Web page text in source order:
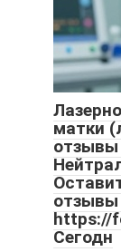
матки
отзывы
https://
Сегодн